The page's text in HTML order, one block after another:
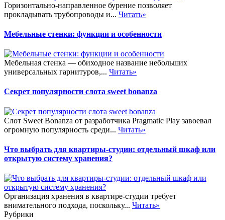
Горизонтально-направленное бурение позволяет
прокладывать трубопроводы и... Читать»
Мебельные стенки: функции и особенности
Мебельная стенка — обиходное название небольших
универсальных гарнитуров,... Читать»
Секрет популярности слота sweet bonanza
Слот Sweet Bonanza от разработчика Pragmatic Play завоевал
огромную популярность среди... Читать»
Что выбрать для квартиры-студии: отдельный шкаф или
открытую систему хранения?
Организация хранения в квартире-студии требует
внимательного подхода, поскольку... Читать»
Рубрики